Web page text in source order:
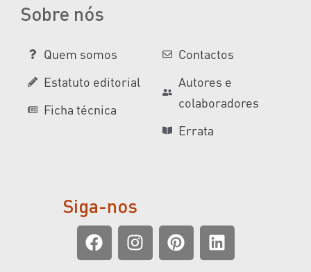
Sobre nós
Quem somos
Estatuto editorial
Ficha técnica
Contactos
Autores e
colaboradores
Errata
Siga-nos